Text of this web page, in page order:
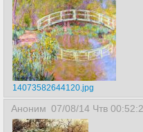
14073582644120.jpg
Аноним 07/08/14 Чтв